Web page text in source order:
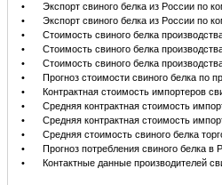
•
Экспорт свиного белка из России по
•
Экспорт свиного белка из России по
•
Стоимость свиного белка
•
Стоимость свиного белка
•
Стоимость свиного белка
•
Прогноз стоимости свиного белка по
•
Контрактная стоимость импортеров
•
Средняя контрактная стоимость
•
Средняя контрактная стоимость
•
Средняя стоимость свиного белка
•
Прогноз потребления свиного белка в
•
Контактные данные производителей